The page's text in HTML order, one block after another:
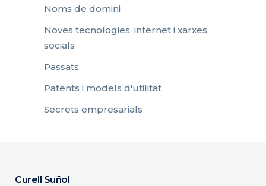
Noms de domini
Noves tecnologies, internet i xarxes
socials
Passats
Patents i models d'utilitat
Secrets empresarials
Curell Suñol